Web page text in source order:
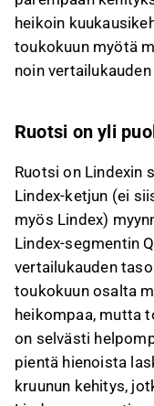
heikoin
toukokuun myötä
noin
Ruotsi on yli
Ruotsi on Lindexin
Lindex-ketjun (ei
myös Lindex)
Lindex-segmentin
vertailukauden
toukokuun osalta
heikompaa, mutta
on selvästi
pientä hienoista
kruunun kehitys,